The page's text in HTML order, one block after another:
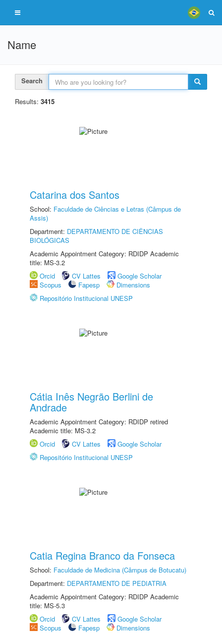
Name
Search
Results: 3415
Catarina dos Santos
School: Faculdade de Ciências e Letras (Câmpus de
Assis)
Department: DEPARTAMENTO DE CIÊNCIAS
BIOLÓGICAS
Academic Appointment Category: RDIDP Academic
title: MS-3.2
Orcid
CV Lattes
Google Scholar
Scopus
Fapesp
Dimensions
Repositório Institucional UNESP
Cátia Inês Negrão Berlini de
Andrade
Academic Appointment Category: RDIDP retired
Academic title: MS-3.2
Orcid
CV Lattes
Google Scholar
Repositório Institucional UNESP
Catia Regina Branco da Fonseca
School: Faculdade de Medicina (Câmpus de Botucatu)
Department: DEPARTAMENTO DE PEDIATRIA
Academic Appointment Category: RDIDP Academic
title: MS-5.3
Orcid
CV Lattes
Google Scholar
Scopus
Fapesp
Dimensions